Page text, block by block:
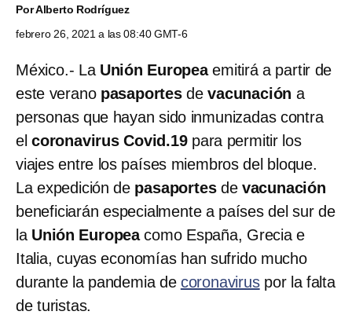
PorAlberto Rodríguez
febrero 26, 2021 a las 08:40 GMT-6
México.- La Unión Europeaemitirá a partir de
este verano pasaportesdevacunación a
personas que hayan sido inmunizadas contra
el coronavirus Covid.19para permitir los
viajes entre los países miembros del bloque.
La expedición de pasaportesde vacunación
beneficiarán especialmente a países del sur de
la Unión Europeacomo España, Grecia e
Italia, cuyas economías han sufrido mucho
durante la pandemia de coronaviruspor la falta
de turistas.